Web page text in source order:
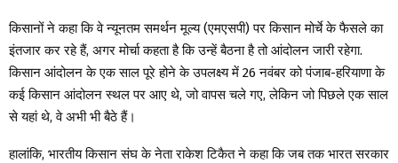
किसानों ने कहा कि वे न्यूनतम समर्थन मूल्य (एमएसपी) पर किसान मोर्चे के फैसले का
इंतजार कर रहे हैं, अगर मोर्चा कहता है कि उन्हें बैठना है तो आंदोलन जारी रहेगा.
किसान आंदोलन के एक साल पूरे होने के उपलक्ष्य में 26 नवंबर को पंजाब-हरियाणा के
कई किसान आंदोलन स्थल पर आए थे, जो वापस चले गए, लेकिन जो पिछले एक साल
से यहां थे, वे अभी भी बैठे हैं।
हालांकि, भारतीय किसान संघ के नेता राकेश टिकैत ने कहा कि जब तक भारत सरकार